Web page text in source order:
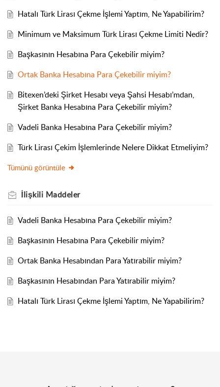
Hatalı Türk Lirası Çekme İşlemi Yaptım, Ne Yapabilirim?
Minimum ve Maksimum Türk Lirası Çekme Limiti Nedir?
Başkasının Hesabına Para Çekebilir miyim?
Ortak Banka Hesabına Para Çekebilir miyim?
Bitexen’deki Şirket Hesabı veya Şahsi Hesabı’mdan,
Şirket Banka Hesabına Para Çekebilir miyim?
Vadeli Banka Hesabına Para Çekebilir miyim?
Türk Lirası Çekim İşlemlerinde Nelere Dikkat Etmeliyim?
Tümünü görüntüle
İlişkili Maddeler
Vadeli Banka Hesabına Para Çekebilir miyim?
Başkasının Hesabına Para Çekebilir miyim?
Ortak Banka Hesabından Para Yatırabilir miyim?
Başkasının Hesabından Para Yatırabilir miyim?
Hatalı Türk Lirası Çekme İşlemi Yaptım, Ne Yapabilirim?